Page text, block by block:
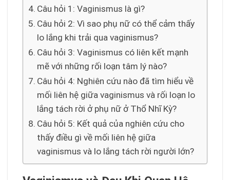
Câu hỏi 1: Vaginismus là gì?
Câu hỏi 2: Vì sao phụ nữ có thể cảm thấy
lo lắng khi trải qua vaginismus?
Câu hỏi 3: Vaginismus có liên kết mạnh
mẽ với những rối loạn tâm lý nào?
Câu hỏi 4: Nghiên cứu nào đã tìm hiểu về
mối liên hệ giữa vaginismus và rối loạn lo
lắng tách rời ở phụ nữ ở Thổ Nhĩ Kỳ?
Câu hỏi 5: Kết quả của nghiên cứu cho
thấy điều gì về mối liên hệ giữa
vaginismus và lo lắng tách rời người lớn?